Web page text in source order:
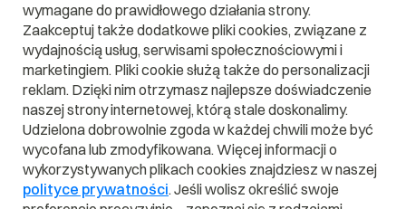
Certyfikat SSL
Sectigo UCC Multi-
Domain SSL v2.0
Skonfiguruj wybrany pakiet i sprawdź, co
najchętniej wybierali do niego inni
użytkownicy.
wymagane do prawidłowego działania strony.
Zaakceptuj także dodatkowe pliki cookies, związane z
wydajnością usług, serwisami społecznościowymi i
marketingiem. Pliki cookie służą także do personalizacji
reklam. Dzięki nim otrzymasz najlepsze doświadczenie
naszej strony internetowej, którą stale doskonalimy.
Udzielona dobrowolnie zgoda w każdej chwili może być
wycofana lub zmodyfikowana. Więcej informacji o
wykorzystywanych plikach cookies znajdziesz w naszej
polityce prywatności. Jeśli wolisz określić swoje